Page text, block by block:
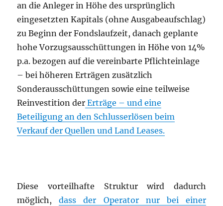
an die Anleger in Höhe des ursprünglich
eingesetzten Kapitals (ohne Ausgabeaufschlag)
zu Beginn der Fondslaufzeit, danach geplante
hohe Vorzugsausschüttungen in Höhe von 14%
p.a. bezogen auf die vereinbarte Pflichteinlage
– bei höheren Erträgen zusätzlich
Sonderausschüttungen sowie eine teilweise
Reinvestition der Erträge – und eine
Beteiligung an den Schlusserlösen beim
Verkauf der Quellen und Land Leases.
Diese vorteilhafte Struktur wird dadurch
möglich,dass der Operator nur bei einer